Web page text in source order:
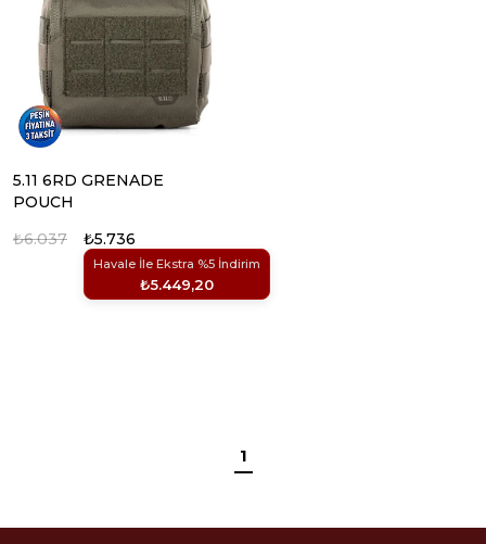
5.11 6RD GRENADE
POUCH
₺5.736
Havale İle Ekstra %5 İndirim
₺5.449,20
₺6.037
1